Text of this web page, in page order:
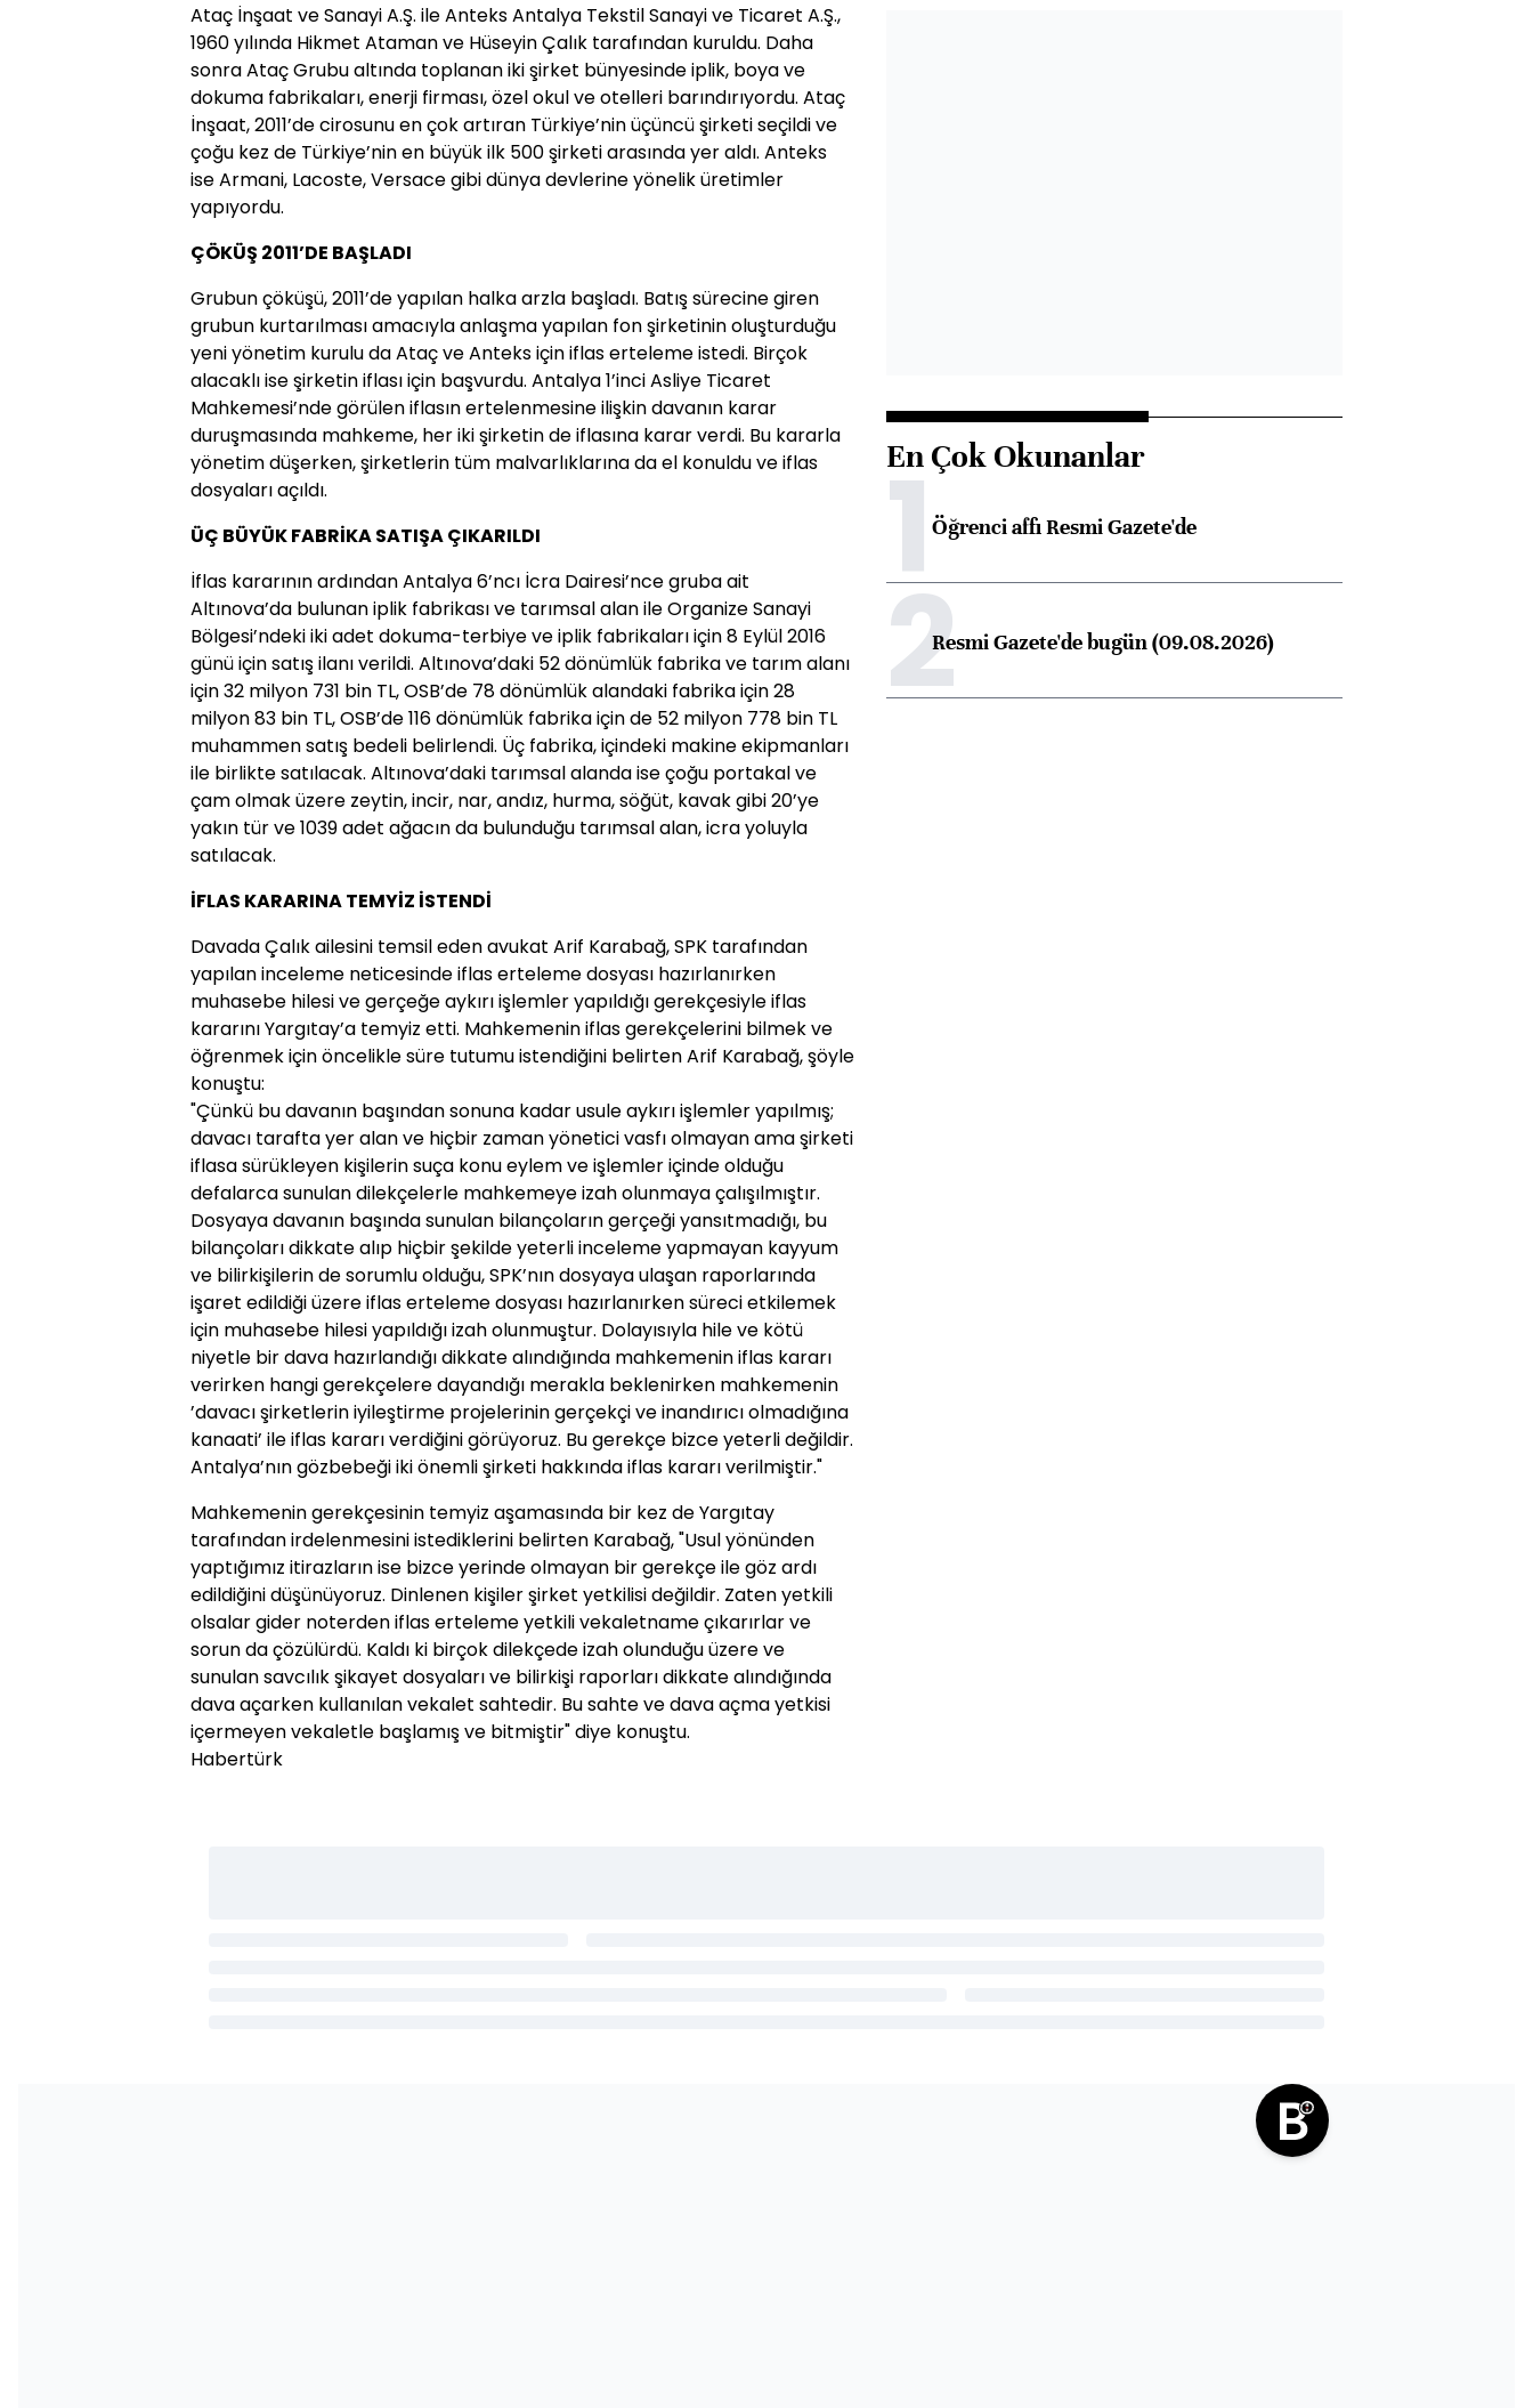
Ataç İnşaat ve Sanayi A.Ş. ile Anteks Antalya Tekstil Sanayi ve Ticaret A.Ş.,
1960 yılında Hikmet Ataman ve Hüseyin Çalık tarafından kuruldu. Daha
sonra Ataç Grubu altında toplanan iki şirket bünyesinde iplik, boya ve
dokuma fabrikaları, enerji firması, özel okul ve otelleri barındırıyordu. Ataç
İnşaat, 2011’de cirosunu en çok artıran Türkiye’nin üçüncü şirketi seçildi ve
çoğu kez de Türkiye’nin en büyük ilk 500 şirketi arasında yer aldı. Anteks
ise Armani, Lacoste, Versace gibi dünya devlerine yönelik üretimler
yapıyordu.
ÇÖKÜŞ 2011’DE BAŞLADI
Grubun çöküşü, 2011’de yapılan halka arzla başladı. Batış sürecine giren
grubun kurtarılması amacıyla anlaşma yapılan fon şirketinin oluşturduğu
yeni yönetim kurulu da Ataç ve Anteks için iflas erteleme istedi. Birçok
alacaklı ise şirketin iflası için başvurdu. Antalya 1’inci Asliye Ticaret
Mahkemesi’nde görülen iflasın ertelenmesine ilişkin davanın karar
duruşmasında mahkeme, her iki şirketin de iflasına karar verdi. Bu kararla
yönetim düşerken, şirketlerin tüm malvarlıklarına da el konuldu ve iflas
dosyaları açıldı.
ÜÇ BÜYÜK FABRİKA SATIŞA ÇIKARILDI
İflas kararının ardından Antalya 6’ncı İcra Dairesi’nce gruba ait
Altınova’da bulunan iplik fabrikası ve tarımsal alan ile Organize Sanayi
Bölgesi’ndeki iki adet dokuma-terbiye ve iplik fabrikaları için 8 Eylül 2016
günü için satış ilanı verildi. Altınova’daki 52 dönümlük fabrika ve tarım alanı
için 32 milyon 731 bin TL, OSB’de 78 dönümlük alandaki fabrika için 28
milyon 83 bin TL, OSB’de 116 dönümlük fabrika için de 52 milyon 778 bin TL
muhammen satış bedeli belirlendi. Üç fabrika, içindeki makine ekipmanları
ile birlikte satılacak. Altınova’daki tarımsal alanda ise çoğu portakal ve
çam olmak üzere zeytin, incir, nar, andız, hurma, söğüt, kavak gibi 20’ye
yakın tür ve 1039 adet ağacın da bulunduğu tarımsal alan, icra yoluyla
satılacak.
İFLAS KARARINA TEMYİZ İSTENDİ
Davada Çalık ailesini temsil eden avukat Arif Karabağ, SPK tarafından
yapılan inceleme neticesinde iflas erteleme dosyası hazırlanırken
muhasebe hilesi ve gerçeğe aykırı işlemler yapıldığı gerekçesiyle iflas
kararını Yargıtay’a temyiz etti. Mahkemenin iflas gerekçelerini bilmek ve
öğrenmek için öncelikle süre tutumu istendiğini belirten Arif Karabağ, şöyle
konuştu:
"Çünkü bu davanın başından sonuna kadar usule aykırı işlemler yapılmış;
davacı tarafta yer alan ve hiçbir zaman yönetici vasfı olmayan ama şirketi
iflasa sürükleyen kişilerin suça konu eylem ve işlemler içinde olduğu
defalarca sunulan dilekçelerle mahkemeye izah olunmaya çalışılmıştır.
Dosyaya davanın başında sunulan bilançoların gerçeği yansıtmadığı, bu
bilançoları dikkate alıp hiçbir şekilde yeterli inceleme yapmayan kayyum
ve bilirkişilerin de sorumlu olduğu, SPK’nın dosyaya ulaşan raporlarında
işaret edildiği üzere iflas erteleme dosyası hazırlanırken süreci etkilemek
için muhasebe hilesi yapıldığı izah olunmuştur. Dolayısıyla hile ve kötü
niyetle bir dava hazırlandığı dikkate alındığında mahkemenin iflas kararı
verirken hangi gerekçelere dayandığı merakla beklenirken mahkemenin
’davacı şirketlerin iyileştirme projelerinin gerçekçi ve inandırıcı olmadığına
kanaati’ ile iflas kararı verdiğini görüyoruz. Bu gerekçe bizce yeterli değildir.
Antalya’nın gözbebeği iki önemli şirketi hakkında iflas kararı verilmiştir."
Mahkemenin gerekçesinin temyiz aşamasında bir kez de Yargıtay
tarafından irdelenmesini istediklerini belirten Karabağ, "Usul yönünden
yaptığımız itirazların ise bizce yerinde olmayan bir gerekçe ile göz ardı
edildiğini düşünüyoruz. Dinlenen kişiler şirket yetkilisi değildir. Zaten yetkili
olsalar gider noterden iflas erteleme yetkili vekaletname çıkarırlar ve
sorun da çözülürdü. Kaldı ki birçok dilekçede izah olunduğu üzere ve
sunulan savcılık şikayet dosyaları ve bilirkişi raporları dikkate alındığında
dava açarken kullanılan vekalet sahtedir. Bu sahte ve dava açma yetkisi
içermeyen vekaletle başlamış ve bitmiştir" diye konuştu.
Habertürk
En Çok Okunanlar
1Öğrenci affı Resmi Gazete'de
2Resmi Gazete'de bugün (09.08.2026)